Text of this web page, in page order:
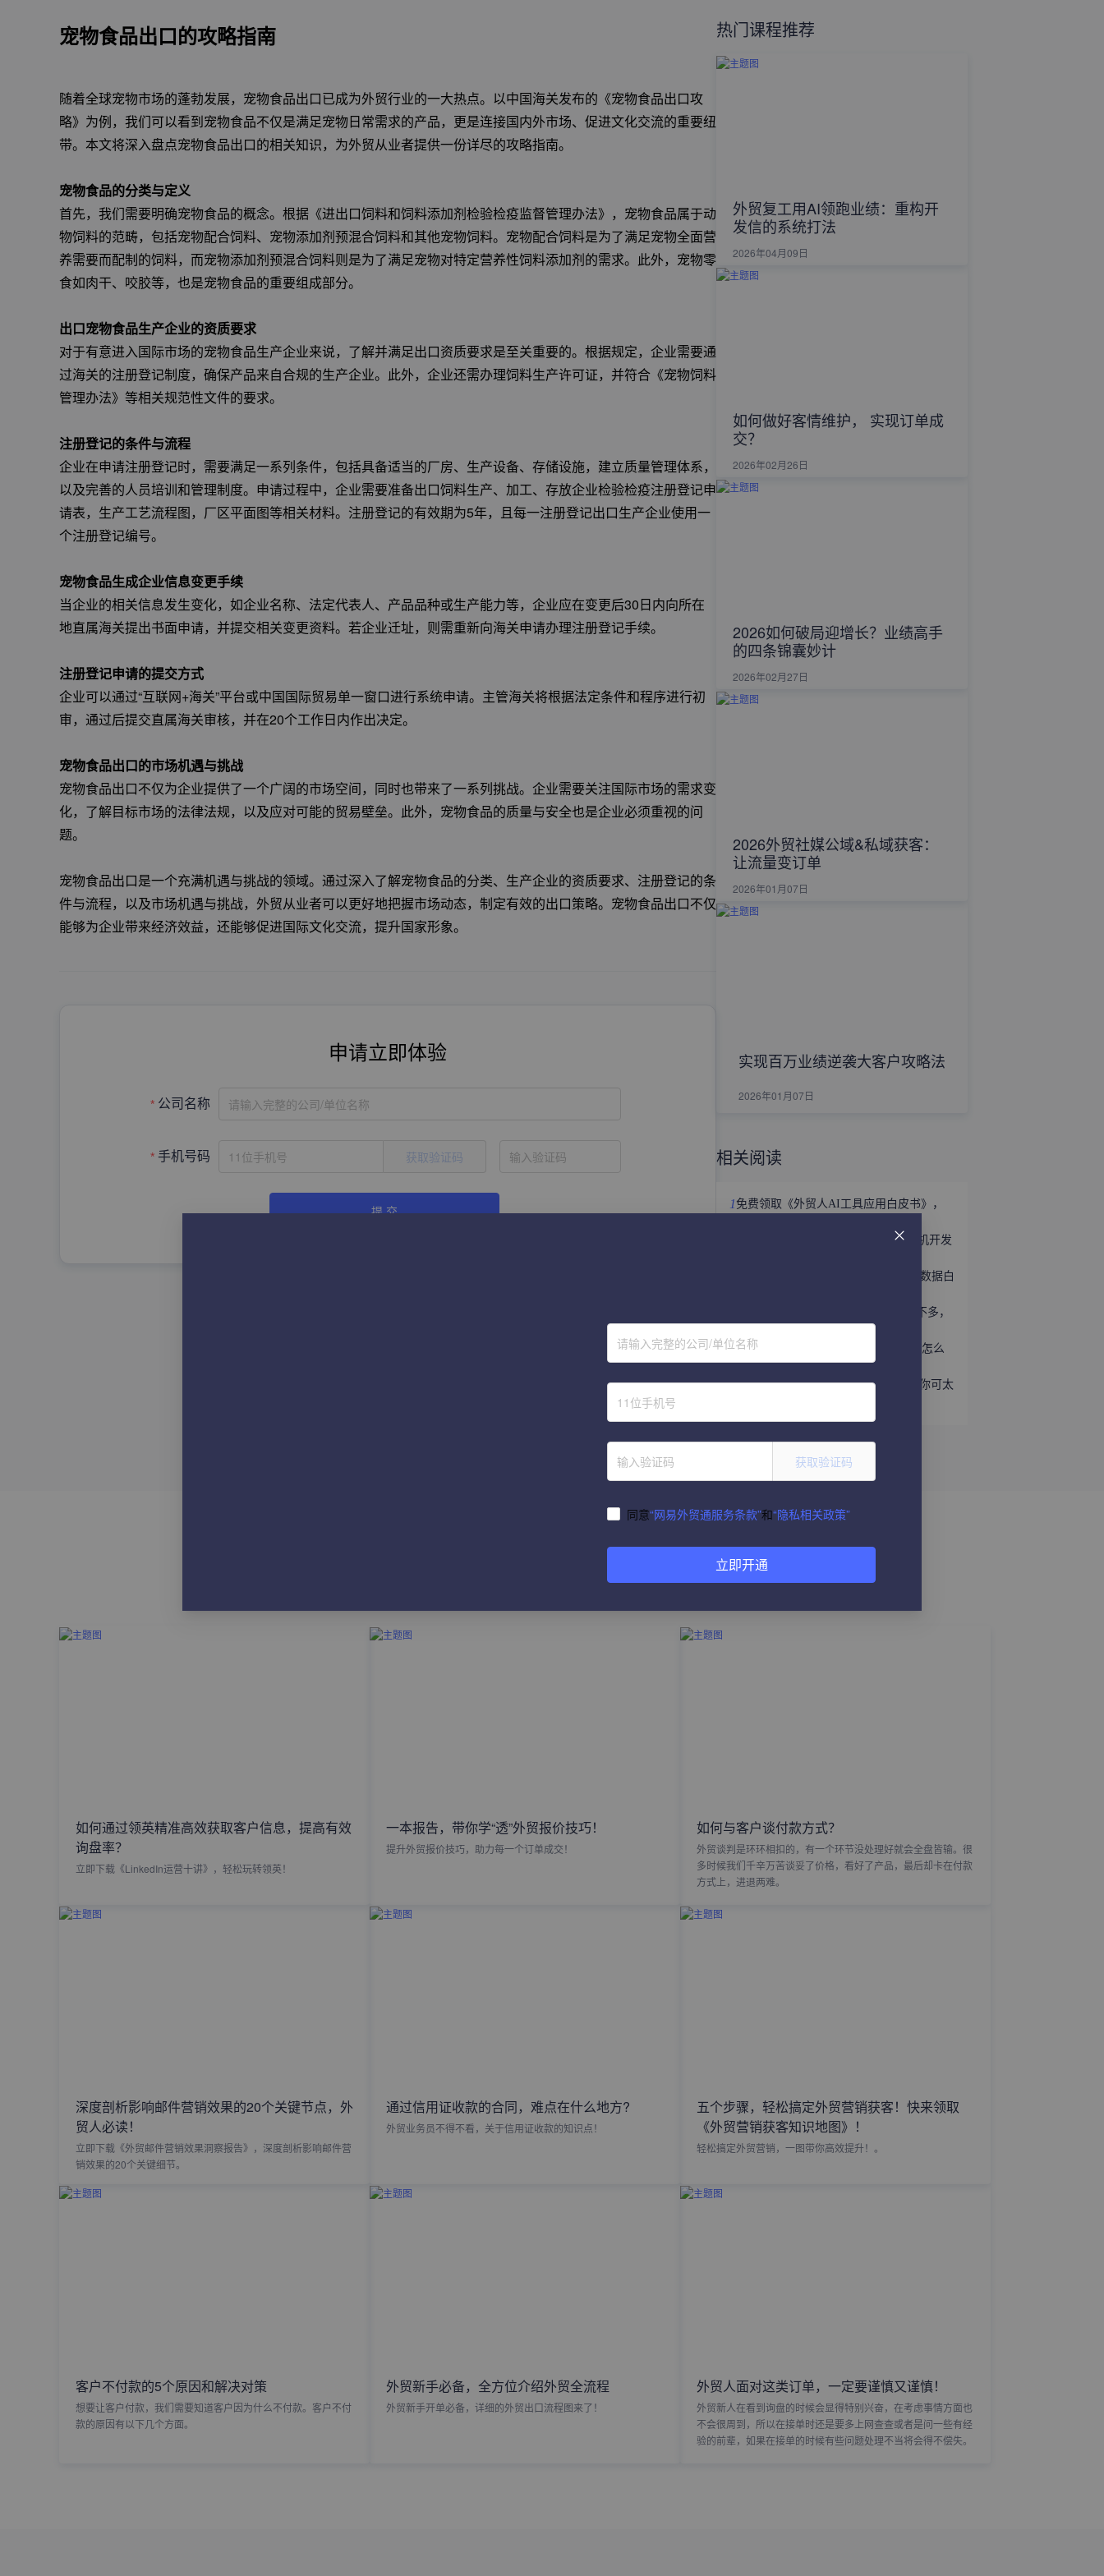
宠物食品出口的攻略指南
随着全球宠物市场的蓬勃发展，宠物食品出口已成为外贸行业的一大热点。以中国海关发布的《宠物食品出口攻
略》为例，我们可以看到宠物食品不仅是满足宠物日常需求的产品，更是连接国内外市场、促进文化交流的重要纽
带。本文将深入盘点宠物食品出口的相关知识，为外贸从业者提供一份详尽的攻略指南。
宠物食品的分类与定义
首先，我们需要明确宠物食品的概念。根据《进出口饲料和饲料添加剂检验检疫监督管理办法》，宠物食品属于动
物饲料的范畴，包括宠物配合饲料、宠物添加剂预混合饲料和其他宠物饲料。宠物配合饲料是为了满足宠物全面营
养需要而配制的饲料，而宠物添加剂预混合饲料则是为了满足宠物对特定营养性饲料添加剂的需求。此外，宠物零
食如肉干、咬胶等，也是宠物食品的重要组成部分。
出口宠物食品生产企业的资质要求
对于有意进入国际市场的宠物食品生产企业来说，了解并满足出口资质要求是至关重要的。根据规定，企业需要通
过海关的注册登记制度，确保产品来自合规的生产企业。此外，企业还需办理饲料生产许可证，并符合《宠物饲料
管理办法》等相关规范性文件的要求。
注册登记的条件与流程
企业在申请注册登记时，需要满足一系列条件，包括具备适当的厂房、生产设备、存储设施，建立质量管理体系，
以及完善的人员培训和管理制度。申请过程中，企业需要准备出口饲料生产、加工、存放企业检验检疫注册登记申
请表，生产工艺流程图，厂区平面图等相关材料。注册登记的有效期为5年，且每一注册登记出口生产企业使用一
个注册登记编号。
宠物食品生成企业信息变更手续
当企业的相关信息发生变化，如企业名称、法定代表人、产品品种或生产能力等，企业应在变更后30日内向所在
地直属海关提出书面申请，并提交相关变更资料。若企业迁址，则需重新向海关申请办理注册登记手续。
注册登记申请的提交方式
企业可以通过“互联网+海关”平台或中国国际贸易单一窗口进行系统申请。主管海关将根据法定条件和程序进行初
审，通过后提交直属海关审核，并在20个工作日内作出决定。
宠物食品出口的市场机遇与挑战
宠物食品出口不仅为企业提供了一个广阔的市场空间，同时也带来了一系列挑战。企业需要关注国际市场的需求变
化，了解目标市场的法律法规，以及应对可能的贸易壁垒。此外，宠物食品的质量与安全也是企业必须重视的问
题。
宠物食品出口是一个充满机遇与挑战的领域。通过深入了解宠物食品的分类、生产企业的资质要求、注册登记的条
件与流程，以及市场机遇与挑战，外贸从业者可以更好地把握市场动态，制定有效的出口策略。宠物食品出口不仅
能够为企业带来经济效益，还能够促进国际文化交流，提升国家形象。
申请立即体验
公司名称 请输入完整的公司/单位名称
手机号码 获取验证码
提 交
热门课程推荐
外贸复工用AI领跑业绩：重构开
发信的系统打法
2026年04月09日
如何做好客情维护， 实现订单成
交？
2026年02月26日
2026如何破局迎增长？业绩高手
的四条锦囊妙计
2026年02月27日
2026外贸社媒公域&私域获客：
让流量变订单
2026年01月07日
实现百万业绩逆袭大客户攻略法
2026年01月07日
相关阅读
1 免费领取《外贸人AI工具应用白皮书》，
立即领取 | 手握这份《世界产业带商机开发
外贸获客难？免费领取《2026年海关数据白
趁着用YouTube开发外贸客户的人还不多，
5听说WhatsApp做外贸很猛？让我看看怎么
个事儿...
6做外贸还不会给国外客户打电话？那你可太
如何通过领英精准高效获取客户信息，提高有效
询盘率？
立即下载《LinkedIn运营十讲》，轻松玩转领英！
一本报告，带你学“透”外贸报价技巧！
提升外贸报价技巧，助力每一个订单成交！
如何与客户谈付款方式？
外贸谈判是环环相扣的，有一个环节没处理好就会全盘皆输。很
多时候我们千辛万苦谈妥了价格，看好了产品，最后却卡在付款
方式上，进退两难。
深度剖析影响邮件营销效果的20个关键节点，外
贸人必读！
立即下载《外贸邮件营销效果洞察报告》，深度剖析影响邮件营
销效果的20个关键细节。
通过信用证收款的合同，难点在什么地方?
外贸业务员不得不看，关于信用证收款的知识点！
五个步骤，轻松搞定外贸营销获客！快来领取
《外贸营销获客知识地图》！
轻松搞定外贸营销，一图带你高效提升！。
客户不付款的5个原因和解决对策
想要让客户付款，我们需要知道客户因为什么不付款。客户不付
款的原因有以下几个方面。
外贸新手必备，全方位介绍外贸全流程
外贸新手开单必备，详细的外贸出口流程图来了！
外贸人面对这类订单，一定要谨慎又谨慎！
外贸新人在看到询盘的时候会显得特别兴奋，在考虑事情方面也
不会很周到，所以在接单时还是要多上网查查或者是问一些有经
验的前辈，如果在接单的时候有些问题处理不当将会得不偿失。
请输入完整的公司/单位名称
获取验证码
同意“网易外贸通服务条款”和“隐私相关政策”
立即开通